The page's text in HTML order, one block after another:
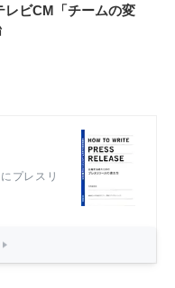
ビCM「チームの変
プレスリ